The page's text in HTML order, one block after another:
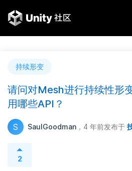
持续形变
请问对Mesh进行持续性形
用哪些API？
S SaulGoodman ，4 年前发布于
2